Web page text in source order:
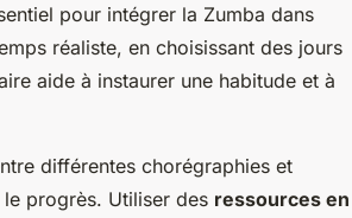
pour intégrer la Zumba dans
réaliste, en choisissant des jours
aide à instaurer une habitude et à
différentes chorégraphies et
progrès. Utiliser des ressources en